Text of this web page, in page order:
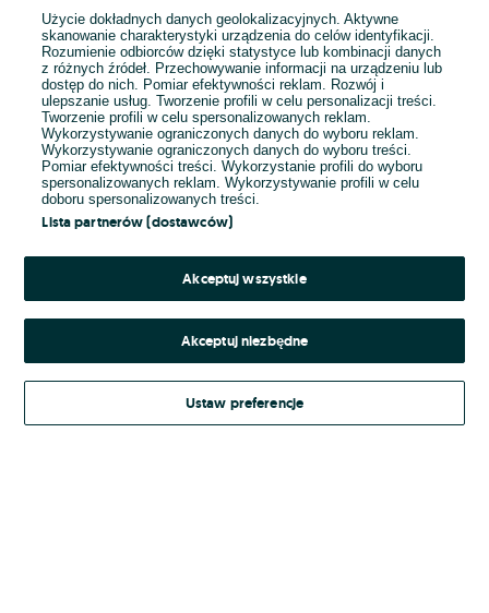
E-mail
Hasło
Kontynuując za pośrednictwem jednego z dostawców wskazanych powyżej,
Regulamin serwisu OLX.pl w jego aktualnym brzmieniu.
Użycie dokładnych danych geolokalizacyjnych. Aktywne
skanowanie charakterystyki urządzenia do celów identyfikacji.
Rozumienie odbiorców dzięki statystyce lub kombinacji danych
z różnych źródeł. Przechowywanie informacji na urządzeniu lub
dostęp do nich. Pomiar efektywności reklam. Rozwój i
ulepszanie usług. Tworzenie profili w celu personalizacji treści.
Tworzenie profili w celu spersonalizowanych reklam.
Wykorzystywanie ograniczonych danych do wyboru reklam.
Wykorzystywanie ograniczonych danych do wyboru treści.
Pomiar efektywności treści. Wykorzystanie profili do wyboru
spersonalizowanych reklam. Wykorzystywanie profili w celu
doboru spersonalizowanych treści.
Lista partnerów (dostawców)
Akceptuj wszystkie
Akceptuj niezbędne
Ustaw preferencje